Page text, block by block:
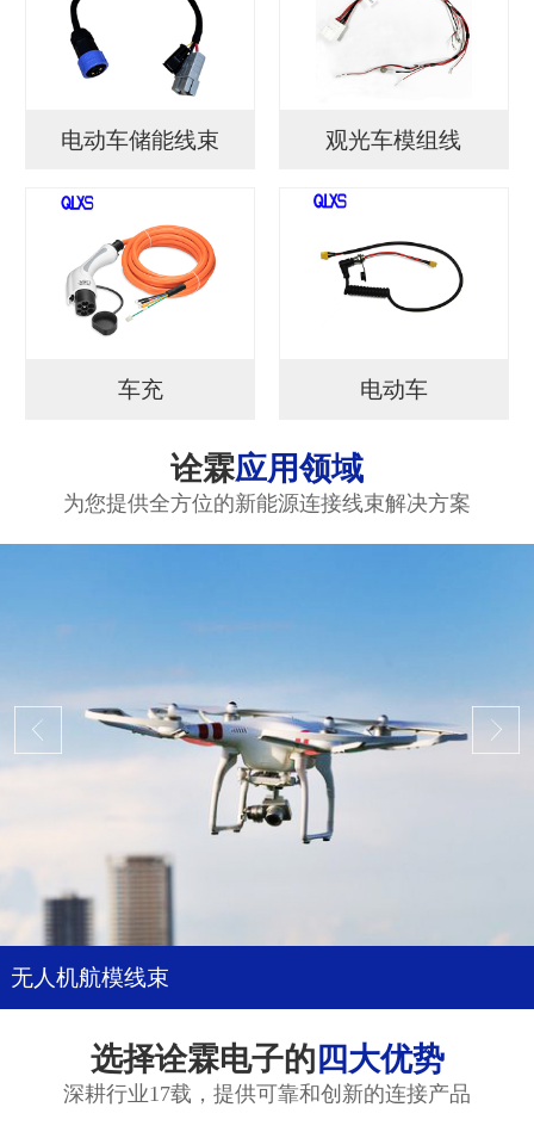
电动车储能线束 观光车模组线
车充 电动车
诠霖应用领域
为您提供全方位的新能源连接线束解决方案
无人机航模线束
选择诠霖电子的 四大优势
深耕行业17载，提供可靠和创新的连接产品